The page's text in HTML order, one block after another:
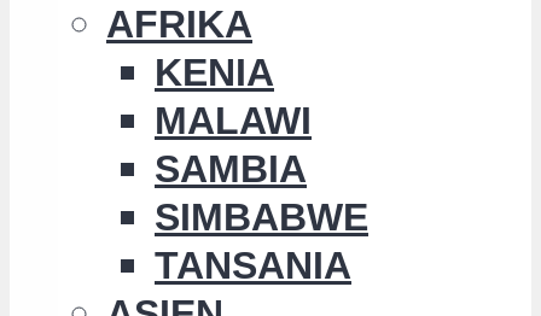
AFRIKA
KENIA
MALAWI
SAMBIA
SIMBABWE
TANSANIA